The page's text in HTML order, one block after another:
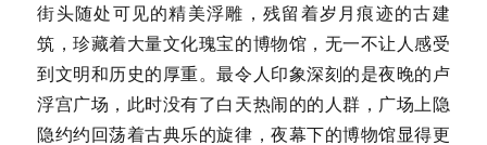
街头随处可见的精美浮雕，残留着岁月痕迹的古建
筑，珍藏着大量文化瑰宝的博物馆，无一不让人感受
到文明和历史的厚重。最令人印象深刻的是夜晚的卢
浮宫广场，此时没有了白天热闹的的人群，广场上隐
隐约约回荡着古典乐的旋律，夜幕下的博物馆显得更